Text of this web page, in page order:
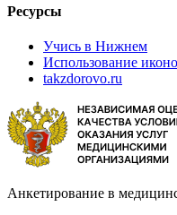
Ресурсы
Учись в Нижнем
Использование
takzdorovo.ru
Анкетирование в